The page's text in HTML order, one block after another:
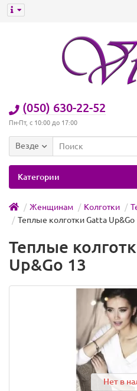
(050) 630-22-52
Пн-Пт, с 10:00 до 17:00
Везде
Категории
Женщинам Колготки
Теплые колготки Gatta Up&Go
Теплые
Up&Go 13
Нет в